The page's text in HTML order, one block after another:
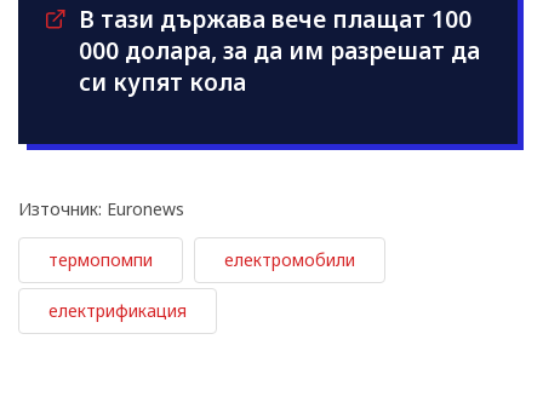
В тази държава вече плащат 100
000 долара, за да им разрешат да
си купят кола
Източник: Euronews
термопомпи електромобили
електрификация